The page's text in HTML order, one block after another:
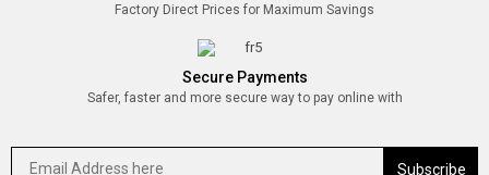
Factory Direct Prices for Maximum Savings
Secure Payments
Safer, faster and more secure way to pay online with